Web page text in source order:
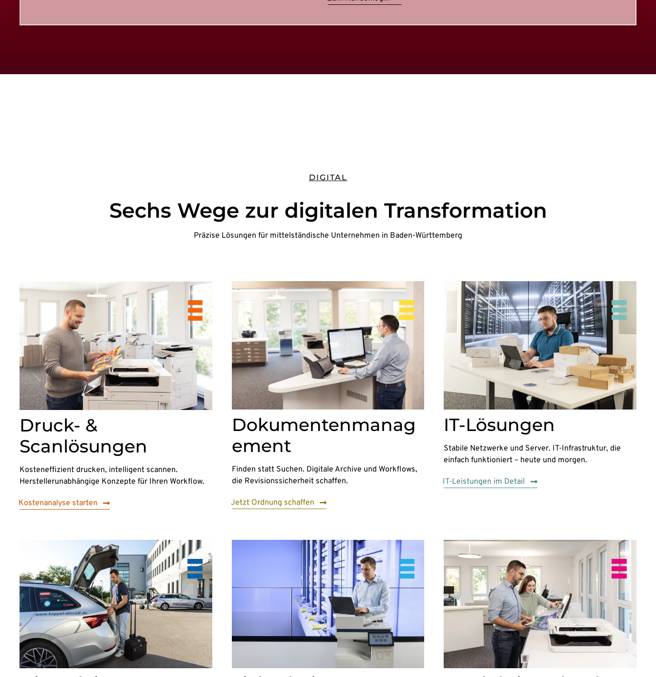
DIGITAL
Sechs Wege zur digitalen Transformation
Präzise Lösungen für mittelständische Unternehmen in Baden-Württemberg
Druck- &
Scanlösungen
Kosteneffizient drucken, intelligent scannen.
Herstellerunabhängige Konzepte für Ihren Workflow.
Kostenanalyse starten
Dokumentenmanag
ement
Finden statt Suchen. Digitale Archive und Workflows,
die Revisionssicherheit schaffen.
Jetzt Ordnung schaffen
IT-Lösungen
Stabile Netzwerke und Server. IT-Infrastruktur, die
einfach funktioniert – heute und morgen.
IT-Leistungen im Detail